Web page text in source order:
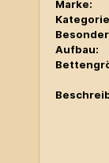
Marke:
Aufbau: